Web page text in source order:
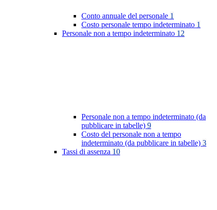
Conto annuale del personale 1
Costo personale tempo indeterminato 1
Personale non a tempo indeterminato 12
Personale non a tempo indeterminato (da
pubblicare in tabelle) 9
Costo del personale non a tempo
indeterminato (da pubblicare in tabelle) 3
Tassi di assenza 10